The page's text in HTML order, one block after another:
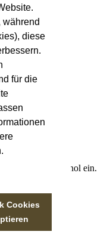
diese
für die
Cookies
Umgang mit Alkohol ein.